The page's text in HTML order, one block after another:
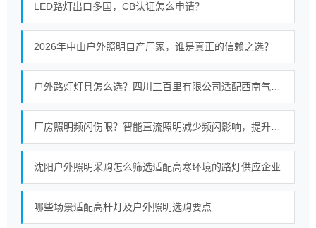
LED路灯出口多国，CB认证怎么申请？
2026年中山户外照明自产厂家，谁是真正的信赖之选？
沈阳户外照明采购怎么筛选适配高寒环境的路灯供应企业
哪些场景适配高杆灯及户外照明选购要点